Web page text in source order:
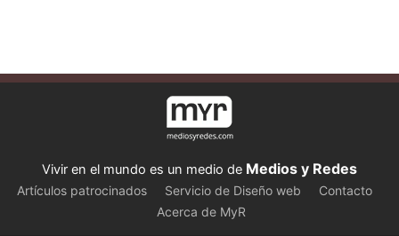
Vivir en el mundo es un medio de Medios y Redes
Artículos patrocinados Servicio de Diseño web
Contacto
Acerca de MyR